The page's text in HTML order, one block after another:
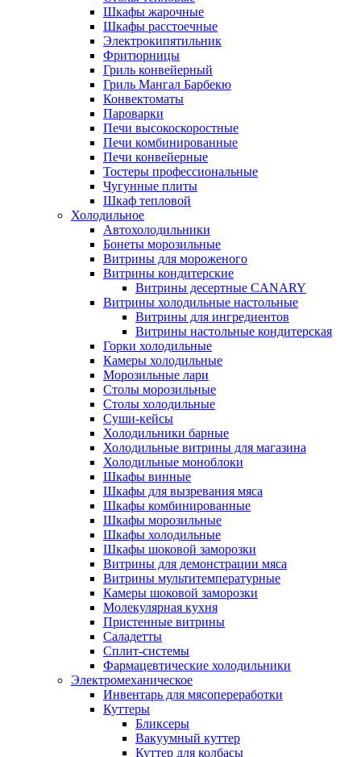
Шкафы жарочные
Шкафы расстоечные
Электрокипятильник
Фритюрницы
Гриль конвейерный
Гриль Мангал Барбекю
Конвектоматы
Пароварки
Печи высокоскоростные
Печи комбинированные
Печи конвейерные
Тостеры профессиональные
Чугунные плиты
Шкаф тепловой
Холодильное
Автохолодильники
Бонеты морозильные
Витрины для мороженого
Витрины кондитерские
Витрины десертные CANARY
Витрины холодильные настольные
Витрины для ингредиентов
Витрины настольные кондитерская
Горки холодильные
Камеры холодильные
Морозильные лари
Столы морозильные
Столы холодильные
Суши-кейсы
Холодильники барные
Холодильные витрины для магазина
Холодильные моноблоки
Шкафы винные
Шкафы для вызревания мяса
Шкафы комбинированные
Шкафы морозильные
Шкафы холодильные
Шкафы шоковой заморозки
Витрины для демонстрации мяса
Витрины мультитемпературные
Камеры шоковой заморозки
Молекулярная кухня
Пристенные витрины
Саладетты
Сплит-системы
Фармацевтические холодильники
Электромеханическое
Инвентарь для мясопереработки
Куттеры
Бликсеры
Вакуумный куттер
Куттер для колбасы